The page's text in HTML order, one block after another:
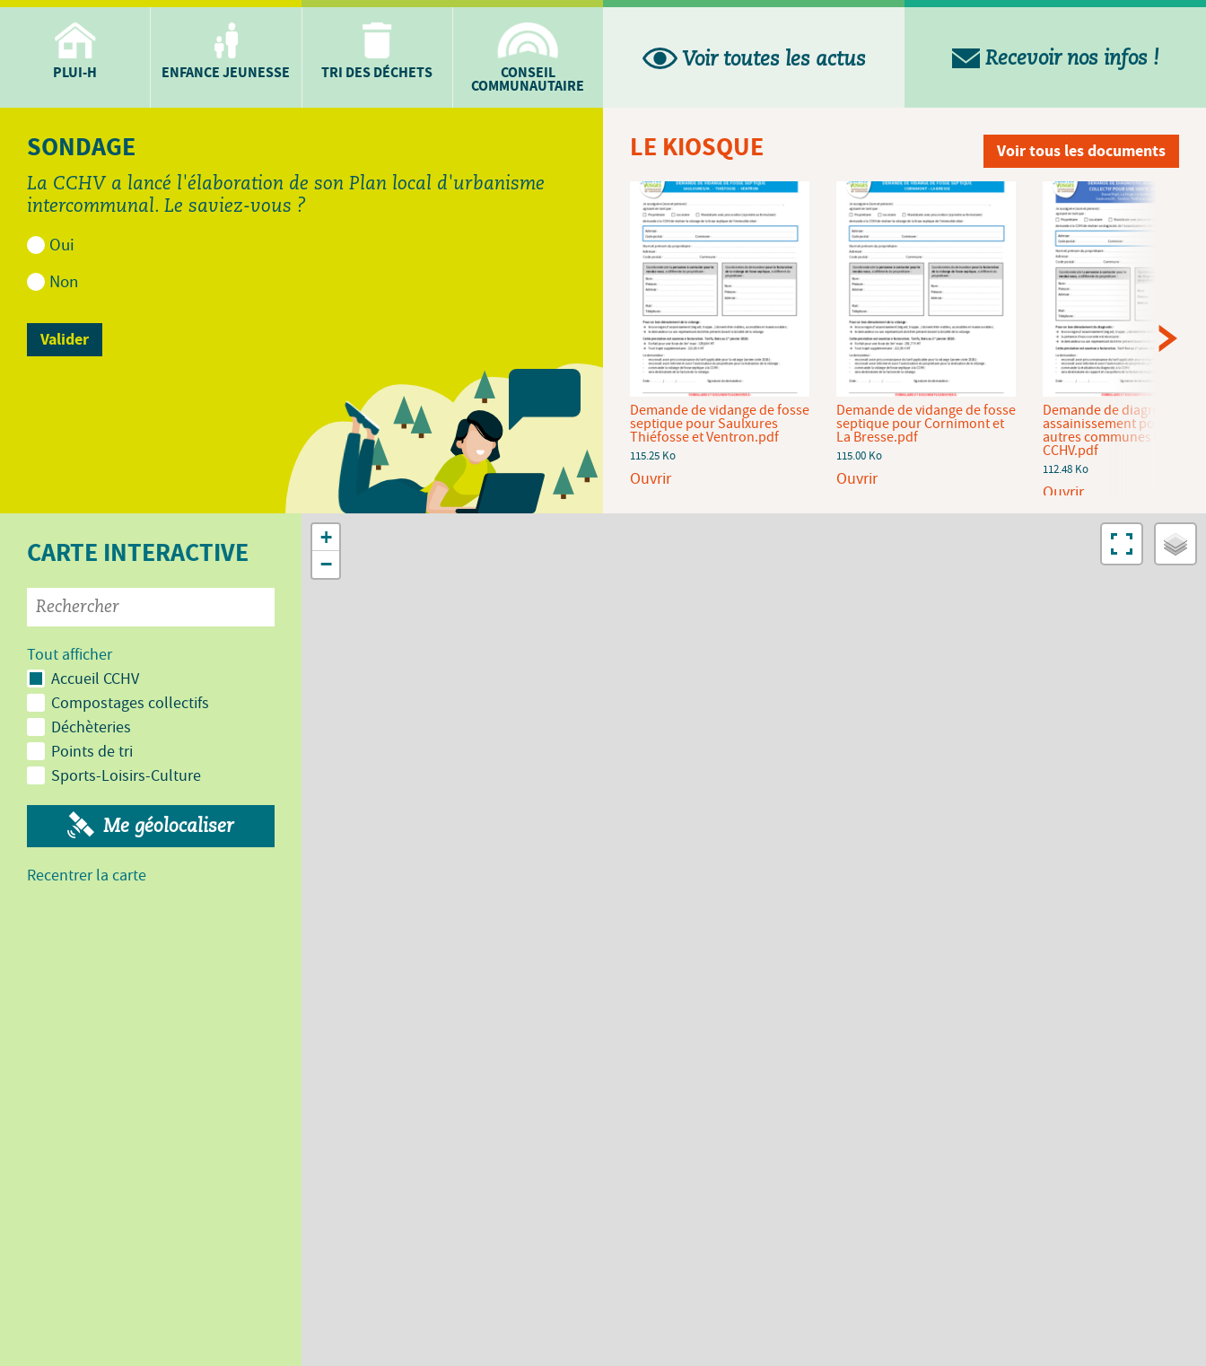
PLUI-H ENFANCE JEUNESSE TRI DES DÉCHETS CONSEIL
COMMUNAUTAIRE
Voir toutes les actus Recevoir nos infos !
SONDAGE
La CCHV a lancé l'élaboration de son Plan local d'urbanisme
intercommunal. Le saviez-vous ?
Oui
Non
LE KIOSQUE Voir tous les documents
Demande de diagnostic
assainissement pour
Cornimont et La Bresse.pdf
Demande de raccordement
au réseau d'eau potable de la
CCHV.pdf
92.94 Ko
Ouvrir
Demande de vidange de fosse
septique pour Saulxures
Thiéfosse et Ventron.pdf
115.25 Ko
Ouvrir
Demande de vidange de fosse
septique pour Cornimont et
La Bresse.pdf
115.00 Ko
Ouvrir
Demande de diagnostic
assainissement pour les
autres communes de la
CCHV.pdf
112.48 Ko
Ouvrir
CARTE INTERACTIVE
Tout afficher
Accueil CCHV
Compostages collectifs
Déchèteries
Points de tri
Sports-Loisirs-Culture
Me géolocaliser
Recentrer la carte
+
−